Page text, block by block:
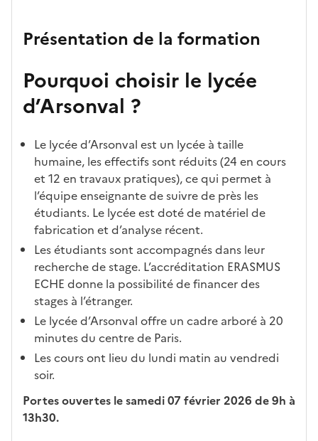
ses
act
éris
tiq
par
ssemen
t
o
ali
té
e
c
a
n
di
d
at
ur
e
s
ac
cè
fo
rm
ati
on
re
dé
bo
Présentation de la formation
Pourquoi choisir le lycée
d’Arsonval ?
Le lycée d’Arsonval est un lycée à taille
humaine, les effectifs sont réduits (24 en cours
et 12 en travaux pratiques), ce qui permet à
l’équipe enseignante de suivre de près les
étudiants. Le lycée est doté de matériel de
fabrication et d’analyse récent.
Les étudiants sont accompagnés dans leur
recherche de stage. L’accréditation ERASMUS
ECHE donne la possibilité de financer des
stages à l’étranger.
Le lycée d’Arsonval offre un cadre arboré à 20
minutes du centre de Paris.
Les cours ont lieu du lundi matin au vendredi
soir.
Portes ouvertes le samedi 07 février 2026 de 9h à
13h30.